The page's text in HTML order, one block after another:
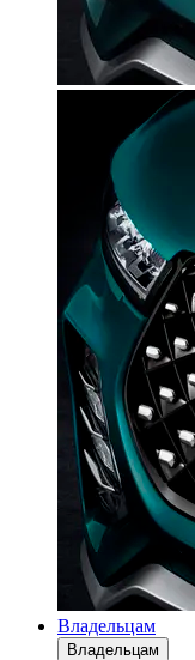
Владельцам
Владельцам